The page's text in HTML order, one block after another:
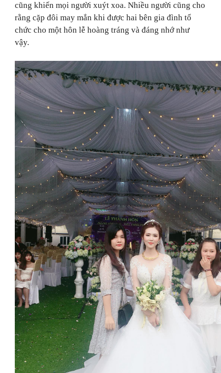
cũng khiến mọi người xuýt xoa. Nhiều người cũng cho
rằng cặp đôi may mắn khi được hai bên gia đình tổ
chức cho một hôn lễ hoàng tráng và đáng nhớ như
vậy.